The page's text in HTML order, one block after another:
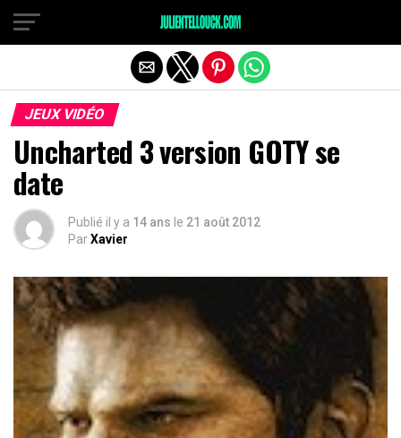
JEUX VIDÉO
Uncharted 3 version GOTY se
date
Publié il y a 14 ans le 21 août 2012
ParXavier